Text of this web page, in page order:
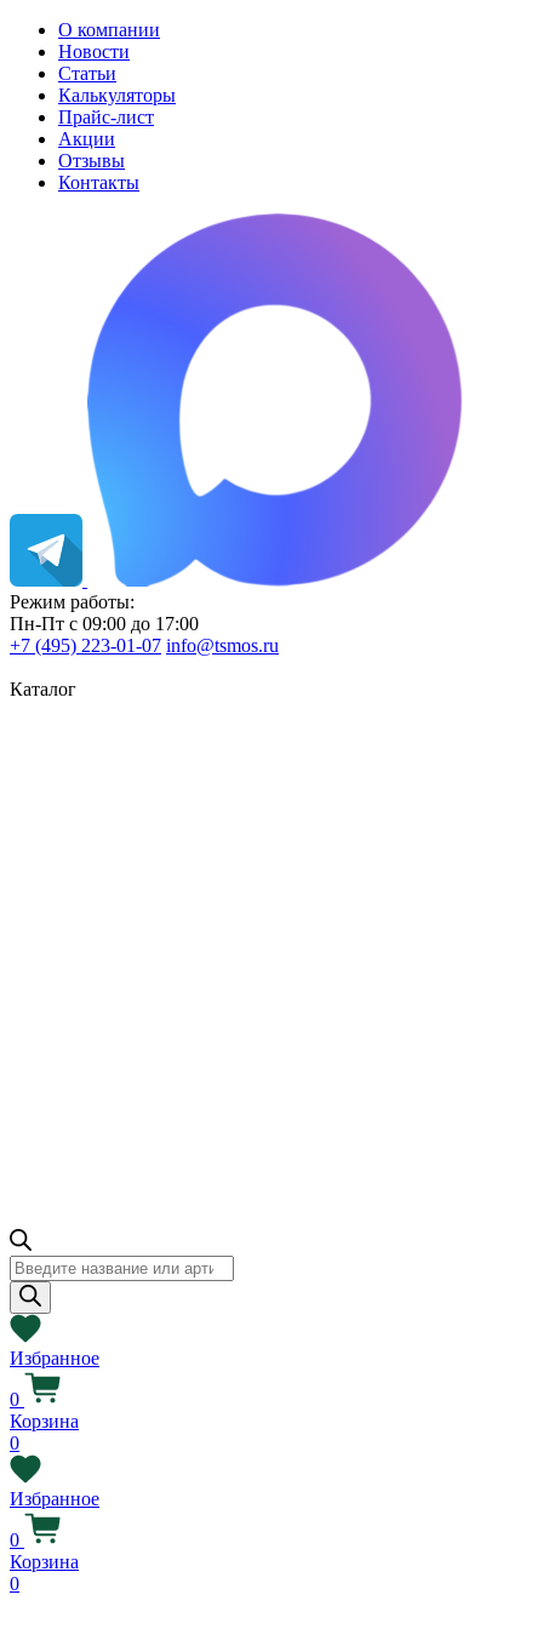
О компании
Новости
Статьи
Калькуляторы
Прайс-лист
Акции
Отзывы
Контакты
Режим работы:
Пн-Пт с 09:00 до 17:00
+7 (495) 223-01-07 info@tsmos.ru
Каталог
Поиск
товаров
Избранное
0
Корзина
0
Избранное
0
Корзина
0